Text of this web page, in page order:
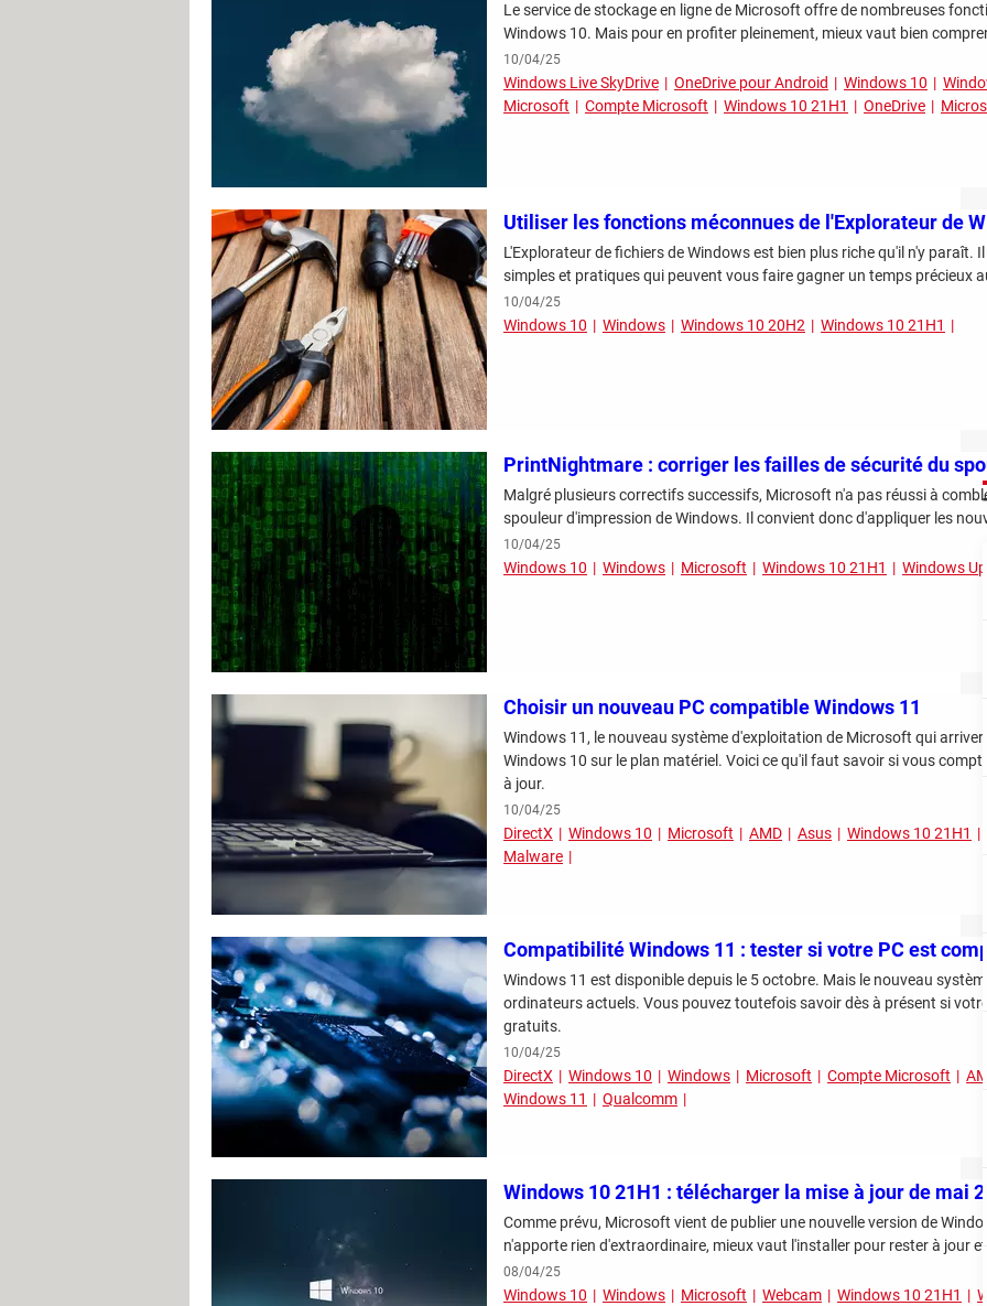
Le service de stockage en ligne de Microsoft offre de nombreuses
Windows 10. Mais pour en profiter pleinement, mieux vaut bien
10/04/25
Windows Live SkyDrive OneDrive pour Android Windows 10
Microsoft
Compte Microsoft Windows 10 21H1 OneDrive
Utiliser les fonctions méconnues de l'Explorateur de
L'Explorateur de fichiers de Windows est bien plus riche qu'il n'y paraît.
simples et pratiques qui peuvent vous faire gagner un temps précieux
10/04/25
Windows 10 Windows Windows 10 20H2 Windows 10 21H1
PrintNightmare : corriger les failles de sécurité du
Malgré plusieurs correctifs successifs, Microsoft n'a pas réussi à
spouleur d'impression de Windows. Il convient donc d'appliquer les
10/04/25
Windows 10 Windows Microsoft Windows 10 21H1 Windows
Choisir un nouveau PC compatible Windows 11
Windows 11, le nouveau système d'exploitation de Microsoft qui
Windows 10 sur le plan matériel. Voici ce qu'il faut savoir si vous
à jour.
10/04/25
DirectX Windows 10 Microsoft AMD Asus Windows 10 21H1
Malware
Compatibilité Windows 11 : tester si votre PC est
Windows 11 est disponible depuis le 5 octobre. Mais le nouveau
ordinateurs actuels. Vous pouvez toutefois savoir dès à présent si
gratuits.
10/04/25
DirectX Windows 10 Windows Microsoft Compte Microsoft
Windows 11
Qualcomm
Windows 10 21H1 : télécharger la mise à jour de mai
Comme prévu, Microsoft vient de publier une nouvelle version de
n'apporte rien d'extraordinaire, mieux vaut l'installer pour rester à jour
08/04/25
Windows 10 Windows Microsoft Webcam Windows 10 21H1